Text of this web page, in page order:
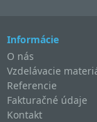
Informácie
O nás
Vzdelávacie
Referencie
Fakturačné údaje
Kontakt